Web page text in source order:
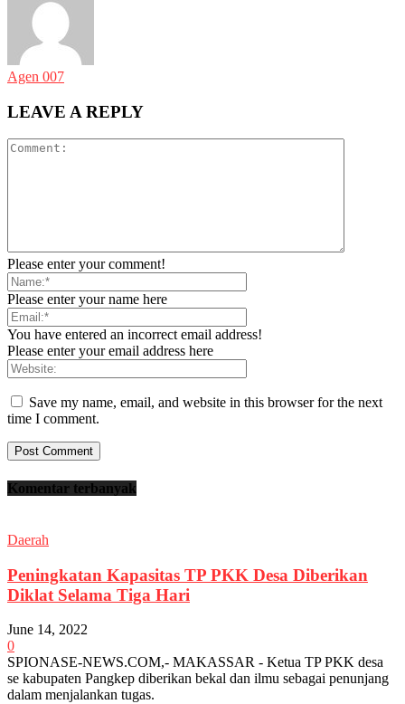
Agen 007
LEAVE A REPLY
Please enter your comment!
Please enter your name here
You have entered an incorrect email address!
Please enter your email address here
Save my name, email, and website in this browser for the next
time I comment.
Komentar terbanyak
Daerah
Peningkatan Kapasitas TP PKK Desa Diberikan
Diklat Selama Tiga Hari
June 14, 2022
0
SPIONASE-NEWS.COM,- MAKASSAR - Ketua TP PKK desa
se kabupaten Pangkep diberikan bekal dan ilmu sebagai penunjang
dalam menjalankan tugas.